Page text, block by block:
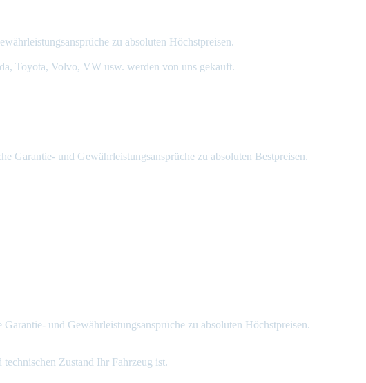
zu absoluten Höchstpreisen.
Toyota, Volvo, VW usw. werden von uns gekauft.
Garantie- und Gewährleistungsansprüche zu absoluten Bestpreisen.
und Gewährleistungsansprüche zu absoluten Höchstpreisen.
Zustand Ihr Fahrzeug ist.